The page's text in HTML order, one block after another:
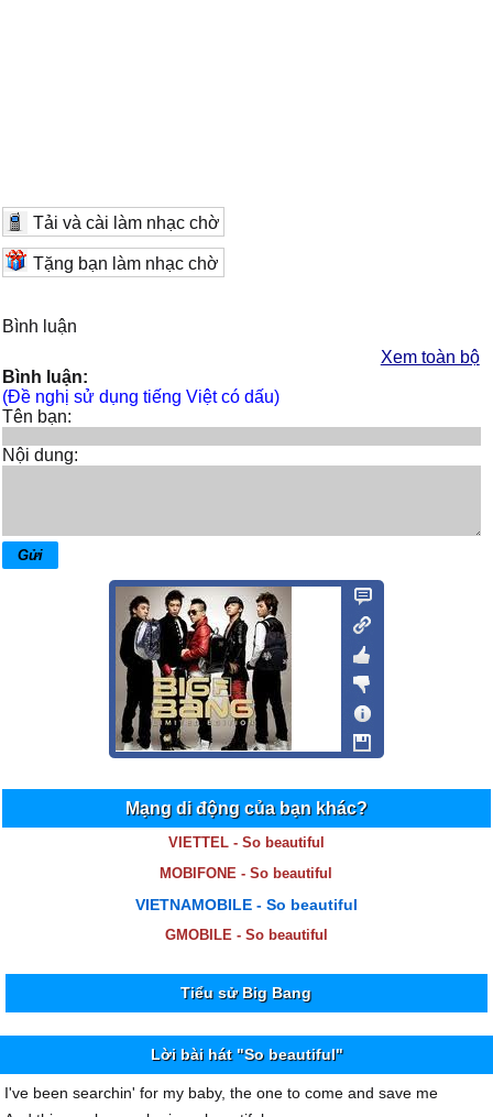
Tải và cài làm nhạc chờ
Tặng bạn làm nhạc chờ
Bình luận
Xem toàn bộ
Bình luận:
(Đề nghị sử dụng tiếng Việt có dấu)
Tên bạn:
Nội dung:
Mạng di động của bạn khác?
VIETTEL - So beautiful
MOBIFONE - So beautiful
VIETNAMOBILE - So beautiful
GMOBILE - So beautiful
Tiểu sử Big Bang
Lời bài hát "So beautiful"
I've been searchin' for my baby, the one to come and save me